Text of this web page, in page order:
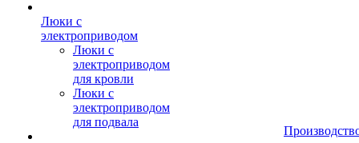
Люки с
электроприводом
Люки с
электроприводом
для кровли
Люки с
электроприводом
для подвала